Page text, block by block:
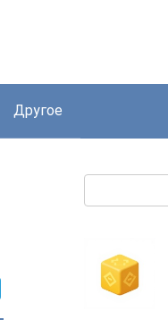
Другое